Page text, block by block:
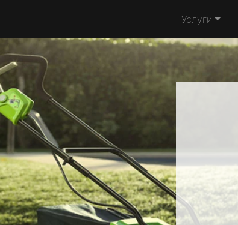
Услуги